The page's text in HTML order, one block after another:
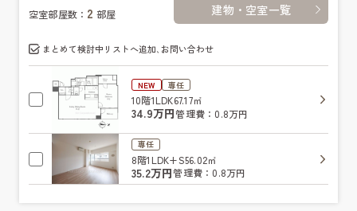
空室部屋数： 2 部屋 建物・空室一覧
まとめて検討中リストへ追加､お問い合わせ
NEW 専任
10階1LDK67.17㎡
34.9万円管理費：0.8万円
専任
8階1LDK+S56.02㎡
35.2万円管理費：0.8万円